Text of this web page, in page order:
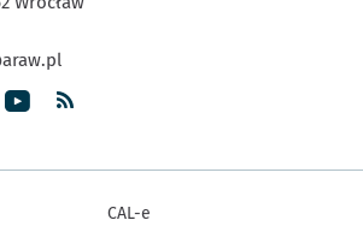
CAL-e